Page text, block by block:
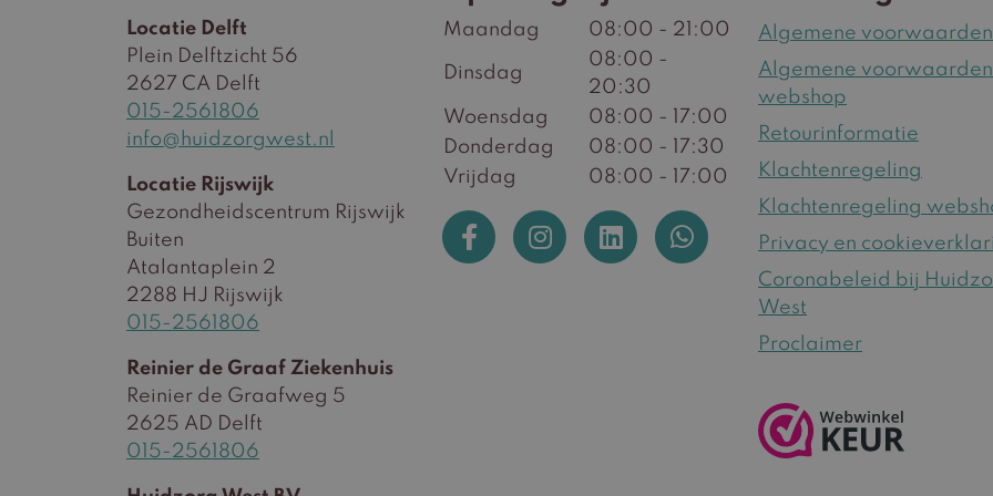
Locatie Delft
Plein Delftzicht 56
2627 CA Delft
015-2561806
info@huidzorgwest.nl
Locatie Rijswijk
Gezondheidscentrum Rijswijk
Buiten
Atalantaplein 2
2288 HJ Rijswijk
015-2561806
Reinier de Graaf Ziekenhuis
Reinier de Graafweg 5
2625 AD Delft
015-2561806
Maandag 08:00 - 21:00
Dinsdag
08:00 -
20:30
Woensdag
08:00 - 17:00
Donderdag
08:00 - 17:30
Vrijdag
08:00 - 17:00
Algemene voorwaarden
Algemene voorwaarden
webshop
Retourinformatie
Klachtenregeling
Klachtenregeling
Privacy en
Coronabeleid bij
West
Proclaimer